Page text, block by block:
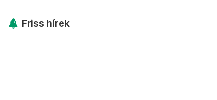
Friss hírek